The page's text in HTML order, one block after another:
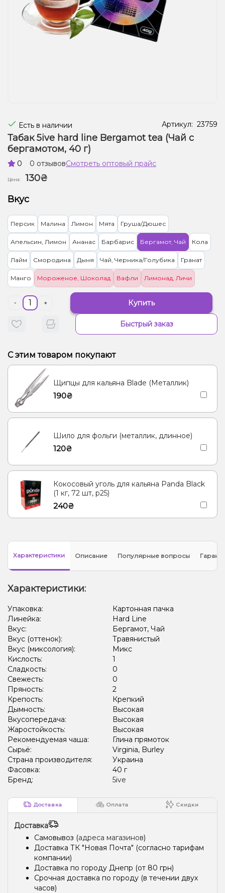
Жидкости для электронных сигарет
Подарочные наборы
Есть в наличии Артикул: 23759
Табак 5ive hard line Bergamot tea (Чай с
бергамотом, 40 г)
0 0 отзывовСмотреть оптовый прайс
Цена:
130₴
Вкус
Персик Малина Лимон Мята Груша/Дюшес
Апельсин, Лимон Ананас Барбарис Бергамот, Чай Кола
Лайм Смородина Дыня Чай, Черника/Голубика Гранат
Манго Мороженое, Шоколад Вафли Лимонад, Личи
- + Купить
Быстрый заказ
С этим товаром покупают
Щипцы для кальяна Blade (Металлик)
190₴
Шило для фольги (металлик, длинное)
120₴
Кокосовый уголь для кальяна Panda Black
(1 кг, 72 шт, р25)
240₴
Характеристики Описание Популярные вопросы
Характеристики:
Упаковка:
Картонная пачка
Линейка:
Hard Line
Вкус:
Бергамот, Чай
Вкус (оттенок):
Травянистый
Вкус (миксология):
Микс
Кислость:
1
Сладкость:
0
Свежесть:
0
Пряность:
2
Крепость:
Крепкий
Дымность:
Высокая
Вкусопередача:
Высокая
Жаростойкость:
Высокая
Рекомендуемая чаша:
Глина прямоток
Сырьё:
Virginia, Burley
Страна производителя:
Украина
Фасовка:
40 г
Бренд:
5ive
Доставка Оплата Скидки
Доставка
Самовывоз (адреса магазинов)
Доставка ТК "Новая Почта" (согласно тарифам
компании)
Доставка по городу Днепр (от 80 грн)
Срочная доставка по городу (в течении двух
часов)